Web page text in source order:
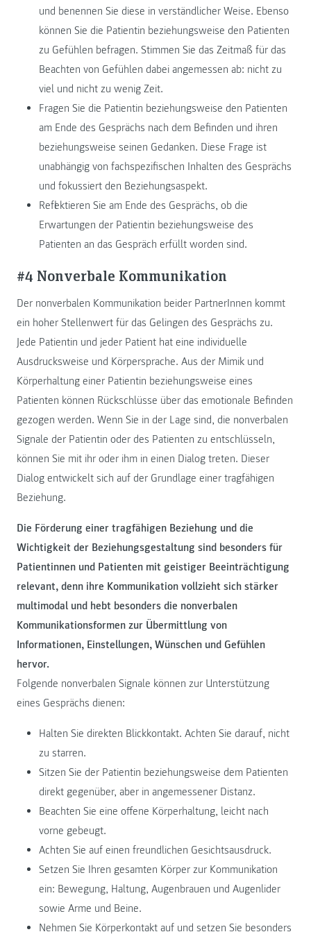
und benennen Sie diese in verständlicher Weise. Ebenso
können Sie die Patientin beziehungsweise den Patienten
zu Gefühlen befragen. Stimmen Sie das Zeitmaß für das
Beachten von Gefühlen dabei angemessen ab: nicht zu
viel und nicht zu wenig Zeit.
Fragen Sie die Patientin beziehungsweise den Patienten
am Ende des Gesprächs nach dem Befinden und ihren
beziehungsweise seinen Gedanken. Diese Frage ist
unabhängig von fachspezifischen Inhalten des Gesprächs
und fokussiert den Beziehungsaspekt.
Reflektieren Sie am Ende des Gesprächs, ob die
Erwartungen der Patientin beziehungsweise des
Patienten an das Gespräch erfüllt worden sind.
#4 Nonverbale Kommunikation
Der nonverbalen Kommunikation beider PartnerInnen kommt
ein hoher Stellenwert für das Gelingen des Gesprächs zu.
Jede Patientin und jeder Patient hat eine individuelle
Ausdrucksweise und Körpersprache. Aus der Mimik und
Körperhaltung einer Patientin beziehungsweise eines
Patienten können Rückschlüsse über das emotionale Befinden
gezogen werden. Wenn Sie in der Lage sind, die nonverbalen
Signale der Patientin oder des Patienten zu entschlüsseln,
können Sie mit ihr oder ihm in einen Dialog treten. Dieser
Dialog entwickelt sich auf der Grundlage einer tragfähigen
Beziehung.
Die Förderung einer tragfähigen Beziehung und die
Wichtigkeit der Beziehungsgestaltung sind besonders für
Patientinnen und Patienten mit geistiger Beeinträchtigung
relevant, denn ihre Kommunikation vollzieht sich stärker
multimodal und hebt besonders die nonverbalen
Kommunikationsformen zur Übermittlung von
Informationen, Einstellungen, Wünschen und Gefühlen
hervor.
Folgende nonverbalen Signale können zur Unterstützung
eines Gesprächs dienen:
Halten Sie direkten Blickkontakt. Achten Sie darauf, nicht
zu starren.
Sitzen Sie der Patientin beziehungsweise dem Patienten
direkt gegenüber, aber in angemessener Distanz.
Beachten Sie eine offene Körperhaltung, leicht nach
vorne gebeugt.
Achten Sie auf einen freundlichen Gesichtsausdruck.
Setzen Sie Ihren gesamten Körper zur Kommunikation
ein: Bewegung, Haltung, Augenbrauen und Augenlider
sowie Arme und Beine.
Nehmen Sie Körperkontakt auf und setzen Sie besonders